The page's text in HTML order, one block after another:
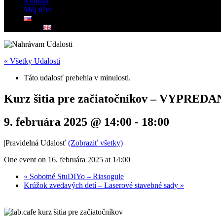
Môj účet
« Všetky Udalosti
Táto udalosť prebehla v minulosti.
Kurz šitia pre začiatočníkov –
9. februára 2025 @ 14:00 - 18:00
|Pravidelná Udalosť (Zobraziť všetky)
One event on 16. februára 2025 at 14:00
« Sobotné StuDIYo – Riasogule
Krúžok zvedavých detí – Laserové stavebné sady »